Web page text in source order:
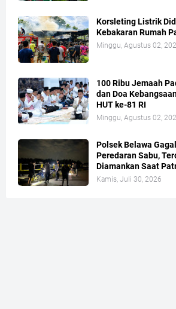
Korsleting Listrik
Kebakaran Rumah
Minggu, Agustus 02,
100 Ribu Jemaah
dan Doa
HUT ke-81 RI
Minggu, Agustus 02,
Polsek Belawa
Peredaran Sabu,
Diamankan Saat
Kamis, Juli 30, 2026